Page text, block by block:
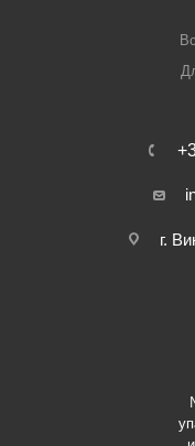
г.